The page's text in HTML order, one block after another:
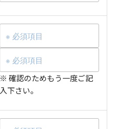
※ 確認のためもう一度ご記
入下さい。